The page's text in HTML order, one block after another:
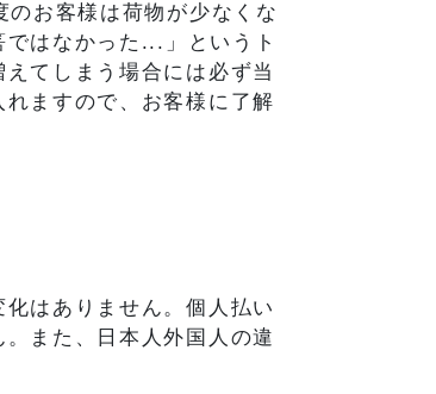
お客様は荷物が少なくな
はなかった...」というト
てしまう場合には必ず当
ますので、お客様に了解
はありません。個人払い
また、日本人外国人の違